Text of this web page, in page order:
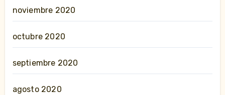
noviembre 2020
octubre 2020
septiembre 2020
agosto 2020